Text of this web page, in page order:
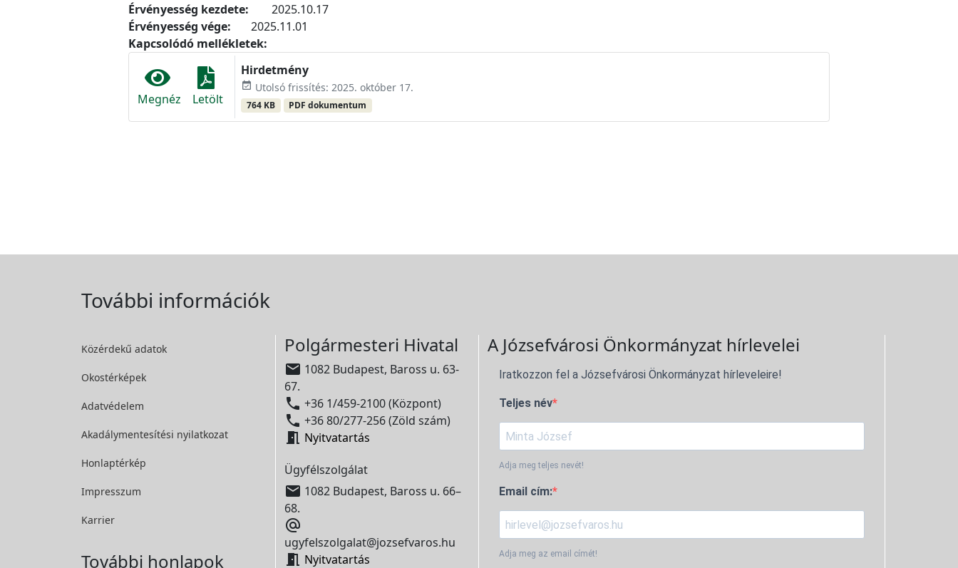
Érvényesség kezdete:
2025.10.17
Érvényesség vége:
2025.11.01
Kapcsolódó mellékletek:
Megnéz Letölt
Hirdetmény
event_available Utolsó frissítés: 2025. október 17.
764 KB PDF dokumentum
További információk
Közérdekű adatok
Okostérképek
Adatvédelem
Akadálymentesítési nyilatkozat
Honlaptérkép
Impresszum
Karrier
További honlapok
Polgármesteri Hivatal
 1082 Budapest, Baross u. 63-
67.
 +36 1/459-2100 (Központ)
 +36 80/277-256 (Zöld szám)
 Nyitvatartás
Ügyfélszolgálat
 1082 Budapest, Baross u. 66–
68.

ugyfelszolgalat@jozsefvaros.hu
 Nyitvatartás
A Józsefvárosi Önkormányzat hírlevelei
Iratkozzon fel a Józsefvárosi Önkormányzat hírleveleire!
Teljes név
Adja meg teljes nevét!
Email cím:
Adja meg az email címét!